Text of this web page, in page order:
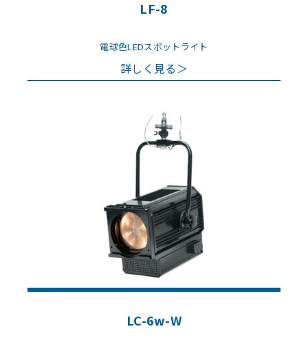
LF-8
電球色LEDスポットライト
詳しく見る＞
LC-6w-W